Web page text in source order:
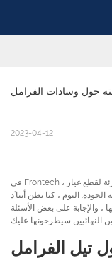
حول وسادات الفرامل
2023-04-12
في Frontech ، نحن’نحن متحمسون لتزويد الميكانيكيين وتجار التجزئة لقطع غيار
اليوم ، كنا نظن أننا’د
، والإجابة على بعض الأسئلة
تيل الفرامل